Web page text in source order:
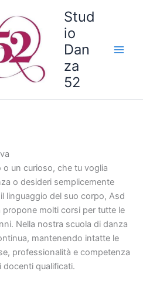
Stud
io
Dan
za
52
un curioso, che tu voglia
o desideri semplicemente
linguaggio del suo corpo, Asd
propone molti corsi per tutte le
Nella nostra scuola di danza
mantenendo intatte le
professionalità e competenza
docenti qualificati.